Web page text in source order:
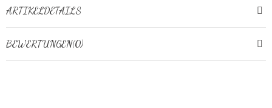
ARTIKELDETAILS
BEWERTUNGEN(0)